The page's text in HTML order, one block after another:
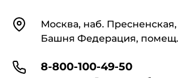
КонтактыМосква, наб. Пресненская,
Башня Федерация, помещ.
8-800-100-49-50